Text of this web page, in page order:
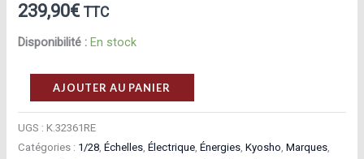
239,90€ TTC
Disponibilité : En stock
quantité
de
Kyosho
Mini‑Z
AJOUTER AU PANIER
UGS :K.32361RE
Catégories : 1/28 ,Échelles ,Électrique ,Énergies ,Kyosho ,Marques